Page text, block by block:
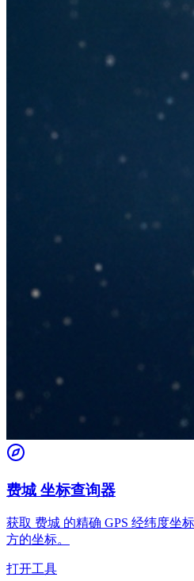
费城 坐标查询器
获取 费城 的精确 GPS 经纬度坐
方的坐标。
打开工具